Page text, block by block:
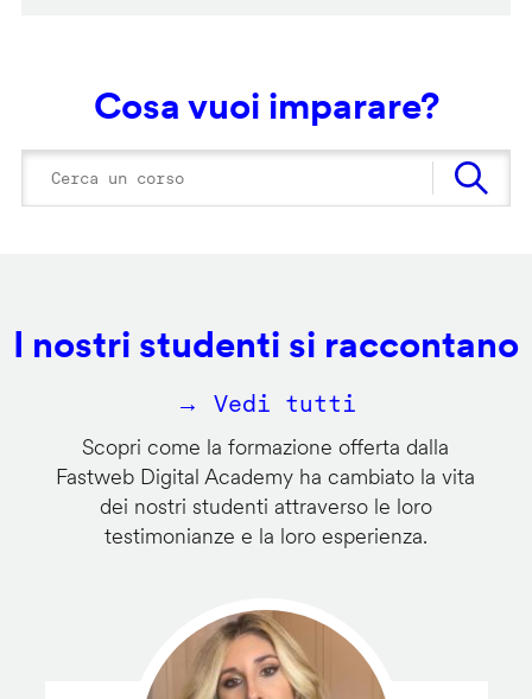
Cosa vuoi imparare?
I nostri studenti si raccontano
→ Vedi tutti
Scopri come la formazione offerta dalla
Fastweb Digital Academy ha cambiato la vita
dei nostri studenti attraverso le loro
testimonianze e la loro esperienza.